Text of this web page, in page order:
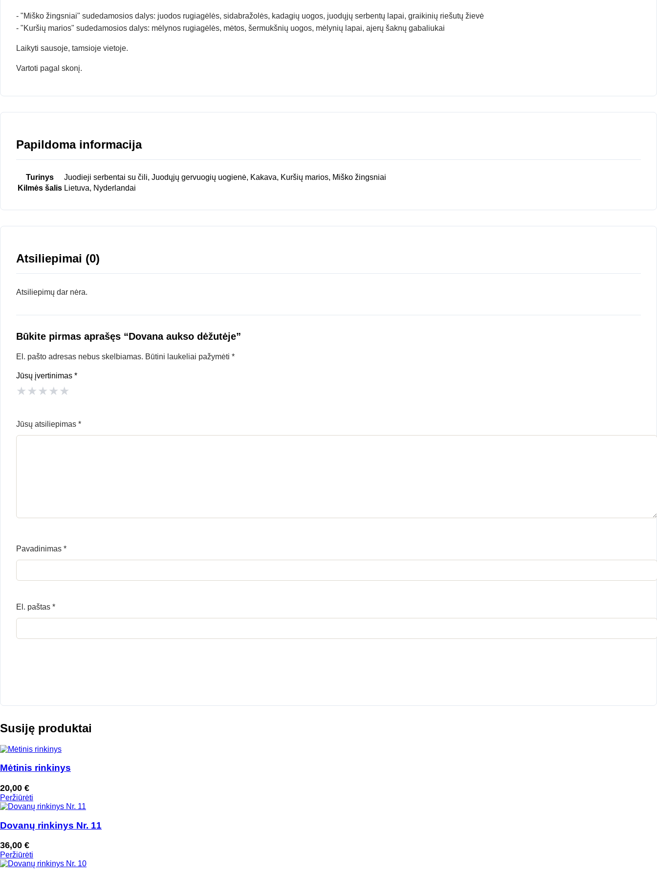
- "Miško žingsniai" sudedamosios dalys: juodos rugiagėlės, sidabražolės, kadagių uogos, juodųjų serbentų lapai, graikinių riešutų žievė
- "Kuršių marios" sudedamosios dalys: mėlynos rugiagėlės, mėtos, šermukšnių uogos, mėlynių lapai, ajerų šaknų gabaliukai
Laikyti sausoje, tamsioje vietoje.
Vartoti pagal skonį.
Papildoma informacija
Turinys
Juodieji serbentai su čili, Juodųjų gervuogių uogienė, Kakava, Kuršių marios, Miško žingsniai
Kilmės šalis Lietuva, Nyderlandai
Atsiliepimai (0)
Atsiliepimų dar nėra.
Būkite pirmas aprašęs “Dovana aukso dėžutėje”
El. pašto adresas nebus skelbiamas. Būtini laukeliai pažymėti *
Jūsų įvertinimas *
★★★★★
Jūsų atsiliepimas *
Pavadinimas *
El. paštas *
Susiję produktai
Mėtinis rinkinys
20,00 €
Peržiūrėti
Dovanų rinkinys Nr. 11
36,00 €
Peržiūrėti